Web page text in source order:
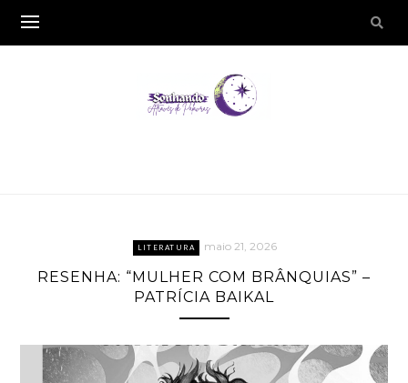
LITERATURA maio 21, 2026
RESENHA: “MULHER COM BRÂNQUIAS” –
PATRÍCIA BAIKAL